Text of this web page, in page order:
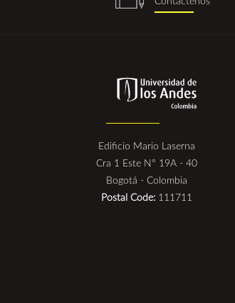
(1).png
Edificio Mario Laserna
Cra 1 Este N° 19A - 40
Bogotá - Colombia
Postal Code: 111711